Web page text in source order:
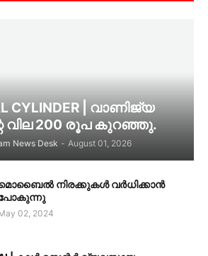
CYLINDER | വാണിജ്യ
വില 200 രൂപ കുറഞ്ഞു.
News Desk - August 01, 2026
നിരക്കുകൾ വർധിക്കാൻ
02, 2024